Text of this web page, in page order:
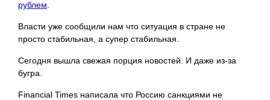
рублем
Власти уже сообщили нам что ситуация в стране не
просто стабильная, а супер стабильная.
Сегодня вышла свежая порция новостей. И даже из-за
бугра.
Financial Times написала что Россию санкциями не